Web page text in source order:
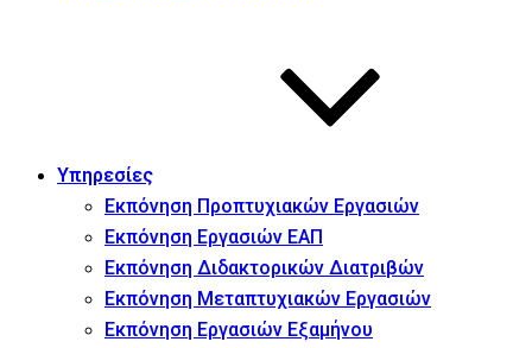
Υπηρεσίες
Εκπόνηση Προπτυχιακών Εργασιών
Εκπόνηση Εργασιών ΕΑΠ
Εκπόνηση Διδακτορικών Διατριβών
Εκπόνηση Μεταπτυχιακών Εργασιών
Εκπόνηση Εργασιών Εξαμήνου